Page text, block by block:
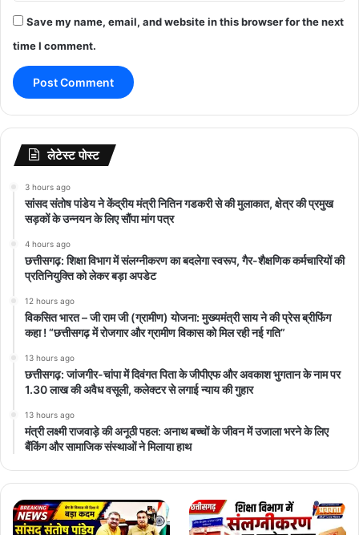
Save my name, email, and website in this browser for the next
time I comment.
लेटेस्ट पोस्ट
3 hours ago
सांसद संतोष पांडेय ने केंद्रीय मंत्री नितिन गडकरी से की मुलाकात, क्षेत्र की प्रमुख
सड़कों के उन्नयन के लिए सौंपा मांग पत्र
4 hours ago
छत्तीसगढ़: शिक्षा विभाग में संलग्नीकरण का बदलेगा स्वरूप, गैर-शैक्षणिक कर्मचारियों की
प्रतिनियुक्ति को लेकर बड़ा अपडेट
12 hours ago
विकसित भारत – जी राम जी (ग्रामीण) योजना: मुख्यमंत्री साय ने की प्रेस ब्रीफिंग
कहा ! “छत्तीसगढ़ में रोजगार और ग्रामीण विकास को मिल रही नई गति”
13 hours ago
छत्तीसगढ़: जांजगीर-चांपा में दिवंगत पिता के जीपीएफ और अवकाश भुगतान के नाम पर
1.30 लाख की अवैध वसूली, कलेक्टर से लगाई न्याय की गुहार
13 hours ago
मंत्री लक्ष्मी राजवाड़े की अनूठी पहल: अनाथ बच्चों के जीवन में उजाला भरने के लिए
बैंकिंग और सामाजिक संस्थाओं ने मिलाया हाथ